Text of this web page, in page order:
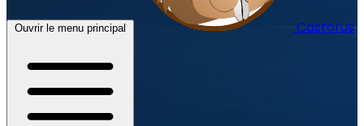
Ouvrir le menu principal Castorus